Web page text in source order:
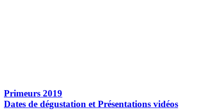
Primeurs 2019
Dates de dégustation et Présentations vidéos